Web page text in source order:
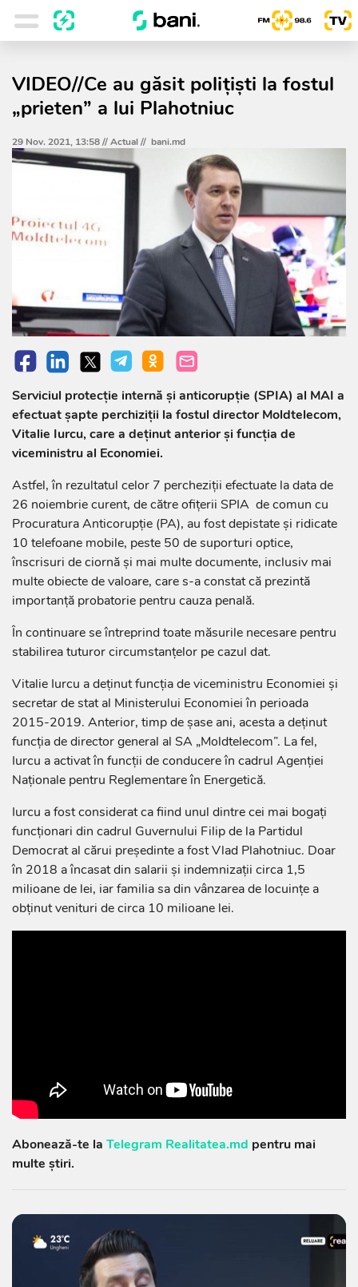
VIDEO//Ce au găsit polițiști la fostul
„prieten” a lui Plahotniuc
29 Nov. 2021, 13:58 //Actual// bani.md
Serviciul protecție internă și anticorupție (SPIA) al MAI a
efectuat șapte perchiziții la fostul director Moldtelecom,
Vitalie Iurcu, care a deținut anterior și funcția de
viceministru al Economiei.
Astfel, în rezultatul celor 7 percheziții efectuate la data de
26 noiembrie curent, de către ofițerii SPIA de comun cu
Procuratura Anticorupție (PA), au fost depistate și ridicate
10 telefoane mobile, peste 50 de suporturi optice,
înscrisuri de ciornă și mai multe documente, inclusiv mai
multe obiecte de valoare, care s-a constat că prezintă
importanță probatorie pentru cauza penală.
În continuare se întreprind toate măsurile necesare pentru
stabilirea tuturor circumstanţelor pe cazul dat.
Vitalie Iurcu a deținut funcția de viceministru Economiei și
secretar de stat al Ministerului Economiei în perioada
2015-2019. Anterior, timp de șase ani, acesta a deținut
funcția de director general al SA „Moldtelecom”. La fel,
Iurcu a activat în funcții de conducere în cadrul Agenției
Naționale pentru Reglementare în Energetică.
Iurcu a fost considerat ca fiind unul dintre cei mai bogați
funcționari din cadrul Guvernului Filip de la Partidul
Democrat al cărui președinte a fost Vlad Plahotniuc. Doar
în 2018 a încasat din salarii și indemnizații circa 1,5
milioane de lei, iar familia sa din vânzarea de locuințe a
obținut venituri de circa 10 milioane lei.
Abonează-te la Telegram Realitatea.md pentru mai
multe știri.